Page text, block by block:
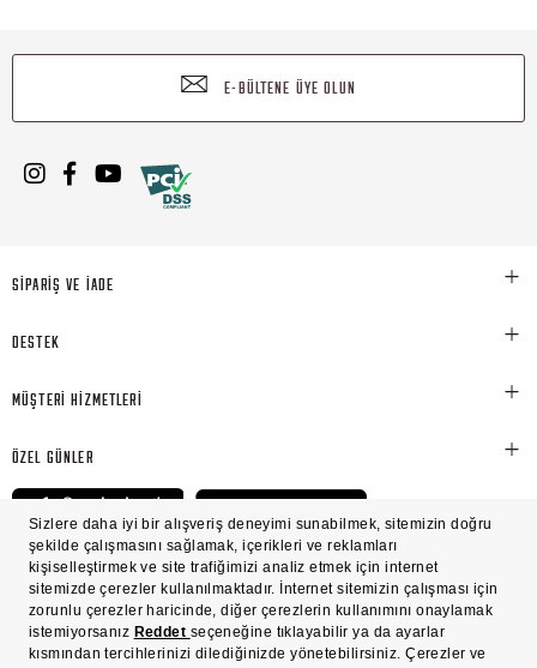
E-BÜLTENE ÜYE OLUN
SİPARİŞ VE İADE
DESTEK
MÜŞTERİ HİZMETLERİ
ÖZEL GÜNLER
© Victoria's Secret Shaya Mağazacılık A.Ş. Franchise lisansı aracılığıyla işletilen ticari
markasıdır. Her hakkı saklıdır.
Süreç Bazlı Müşteri Aydınlatma Metni
Üyelik ve Gizlilik Sözleşmesi İşlem Rehberi